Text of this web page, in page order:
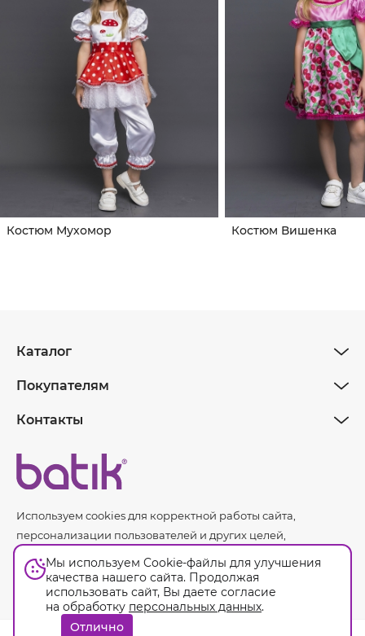
Костюм Мухомор Костюм Вишенка
Используем cookies для корректной работы сайта,
персонализации пользователей и других целей,
данных.
Каталог
Покупателям
Контакты
© Batik. 2026. Все права защищены.
Оферта
Мы используем Cookie-файлы для улучшения
качества нашего сайта. Продолжая
использовать сайт, Вы даете согласие
на обработку персональных данных.
Отлично